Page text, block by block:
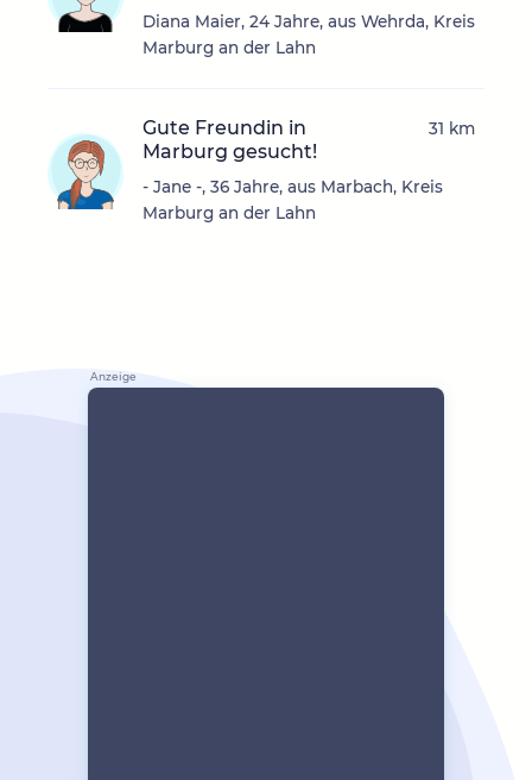
Diana Maier, 24 Jahre, aus Wehrda, Kreis
Marburg an der Lahn
Gute Freundin in
Marburg gesucht!
- Jane -, 36 Jahre, aus Marbach, Kreis
Marburg an der Lahn
31 km